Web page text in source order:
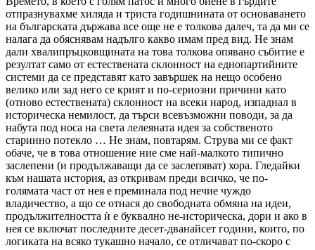
отпразнувахме хиляда и триста годишнината от основаването
на българската държава все още не е толкова далеч, та да ми се
налага да обяснявам надълго какво имам пред вид. Не знам
дали хвалипръцковщината на това толкова опявано събитие е
резултат само от естествената склонност на еднопартийните
системи да се представят като завършек на нещо особено
велико или зад него се крият и по-сериозни причини като
(отново естествената) склонност на всеки народ, изпаднал в
историческа немилост, да търси всевъзможни поводи, за да
набута под носа на света лелеяната идея за собственото
старинно потекло … Не знам, повтарям. Струва ми се факт
обаче, че в това отношение ние сме най-малкото типично
заслепени (и продължаващи да се заслепяват) хора. Гледайки
към нашата история, аз откривам преди всичко, че по-
голямата част от нея е преминала под нечие чуждо
владичество, а що се отнася до свободната обмяна на идеи,
продължителността ѝ е буквално не-историческа, дори и ако в
нея се включат последните десет-дванайсет години, които, по
логиката на всяко тукашно начало, се отличават по-скоро с